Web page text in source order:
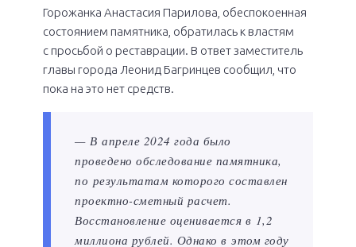
Горожанка Анастасия Парилова, обеспокоенная
состоянием памятника, обратилась к властям
с просьбой о реставрации. В ответ заместитель
главы города Леонид Багринцев сообщил, что
пока на это нет средств.
— В апреле 2024 года было
проведено обследование памятника,
по результатам которого составлен
проектно-сметный расчет.
Восстановление оценивается в 1,2
миллиона рублей. Однако в этом году